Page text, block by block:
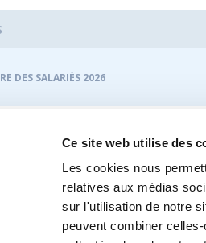
Ce site web utilise des
Les cookies nous
relatives aux médias
sur l'utilisation de notre
peuvent combiner
DES SALARIÉS 2026